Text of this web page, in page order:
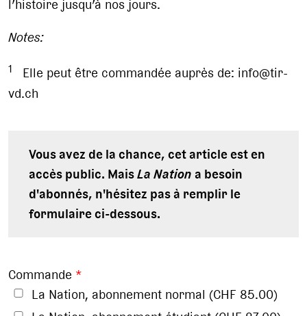
l’histoire jusqu’à nos jours.
Notes:
1
Elle peut être commandée auprès de: info@tir-
vd.ch
Vous avez de la chance, cet article est en
accès public. MaisLa Nationa besoin
d'abonnés, n'hésitez pas à remplir le
formulaire ci-dessous.
Commande *
La Nation, abonnement normal (CHF 85.00)